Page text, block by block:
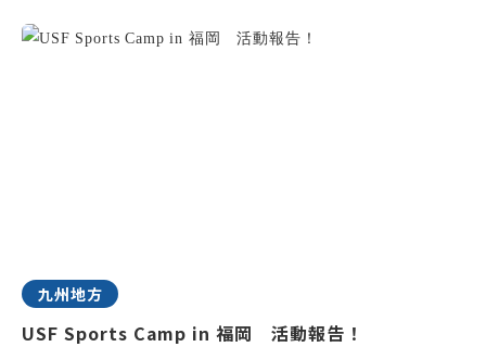
九州地方
USF Sports Camp in 福岡 活動報告！